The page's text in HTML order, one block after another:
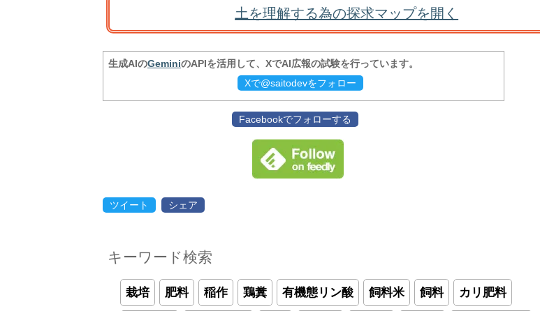
土を理解する為の探求マップを開く
生成AIのGeminiのAPIを活用して、XでAI広報の試験を行っています。
Xで@saitodevをフォロー
Facebookでフォローする
ツイート シェア
キーワード検索
栽培 肥料 稲作 鶏糞 有機態リン酸 飼料米 飼料 カリ肥料